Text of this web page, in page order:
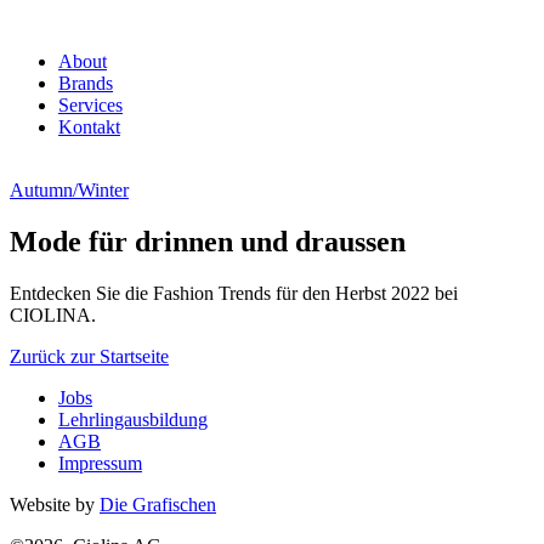
About
Brands
Services
Kontakt
Autumn/Winter
Mode für drinnen und draussen
Entdecken Sie die Fashion Trends für den Herbst 2022 bei
CIOLINA.
Zurück zur Startseite
Jobs
Lehrlingausbildung
AGB
Impressum
Website by Die Grafischen